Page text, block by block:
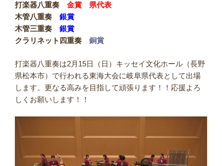
打楽器八重奏 金賞 県代表
木管八重奏 銀賞
木管三重奏 銀賞
クラリネット四重奏 銅賞
打楽器八重奏は2月15日（日）キッセイ文化ホール（長野
県松本市）で行われる東海大会に岐阜県代表として出場
します。更なる高みを目指して頑張ります！！応援よろ
しくお願いします！！